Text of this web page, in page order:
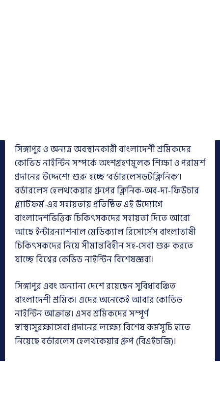
সিঙ্গাপুর ও অন্যত্র অবস্থানকারী বাংলাদেশী শ্রমিকদের
কোভিড নাইন্টিন সম্পর্কে অংশগ্রহণমূলক শিক্ষা ও পরামর্শ
প্রদানের উদ্দেশ্যে শুরু হচ্ছে ‘বর্ডারলেসডটক্লিনিক’।
বর্ডারলেস হেলথকেয়ার গ্রুপের ক্লিনিক-অব-দ্য-ফিউচার
প্ল্যাটফর্ম-এর সহায়তায় প্রতিষ্ঠিত এই উদ্যোগে
বাংলাদেশভিত্তিক চিকিৎসকদের সহায়তা দিতে আরো
আছে ইন্টারন্যাশনাল মেডিক্যাল রিসোর্সেস বাংলাভাষী
চিকিৎসকদের নিয়ে সীমান্তবিহীন সহ-সেবা শুরু করতে
যাচ্ছে বিশ্বের কেভিড নাইন্টিন বিশেষজ্ঞরা।
সিঙ্গাপুর এবং অন্যান্য দেশে রয়েছেন সুবিধাবঞ্চিত
বাংলাদেশী শ্রমিক। এদের অনেকেই আবার কোভিড
নাইন্টিন আক্রান্ত। এসব শ্রমিকদের সম্পূর্ণ
স্বাস্থ্যসুরক্ষাসেবা প্রদানের লক্ষ্যে বিশেষ কর্মসূচি হাতে
নিয়েছে বর্ডারলেস হেলথকেয়ার গ্রুপ (বিএইচজি)।